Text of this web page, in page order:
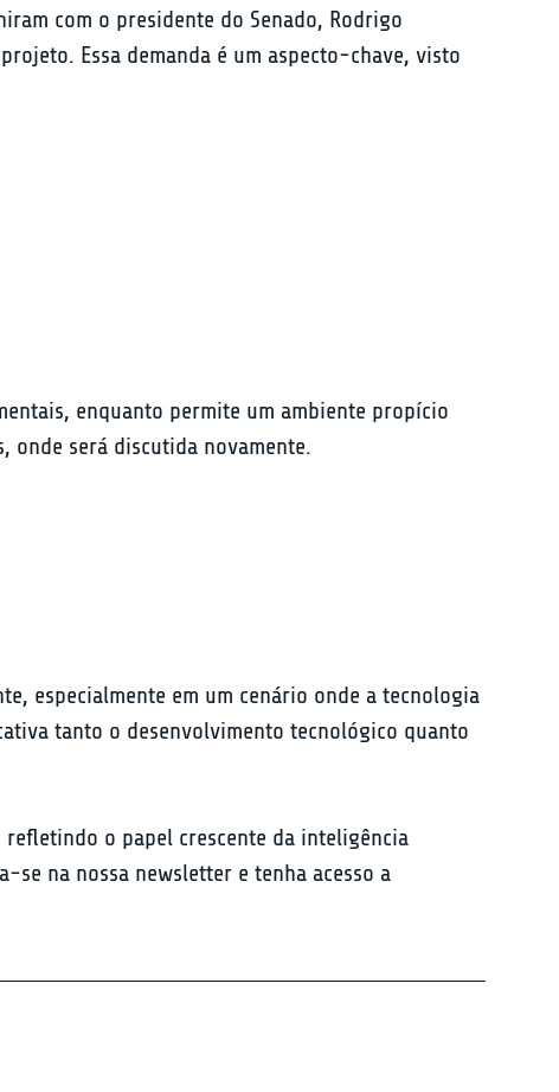
com o presidente do Senado, Rodrigo
Essa demanda é um aspecto-chave, visto
enquanto permite um ambiente propício
onde será discutida novamente.
especialmente em um cenário onde a tecnologia
tanto o desenvolvimento tecnológico quanto
o papel crescente da inteligência
se na nossa newsletter e tenha acesso a